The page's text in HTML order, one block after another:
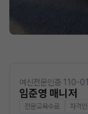
여신전문인증 110-
임준영 매니저
전문교육수료 자격